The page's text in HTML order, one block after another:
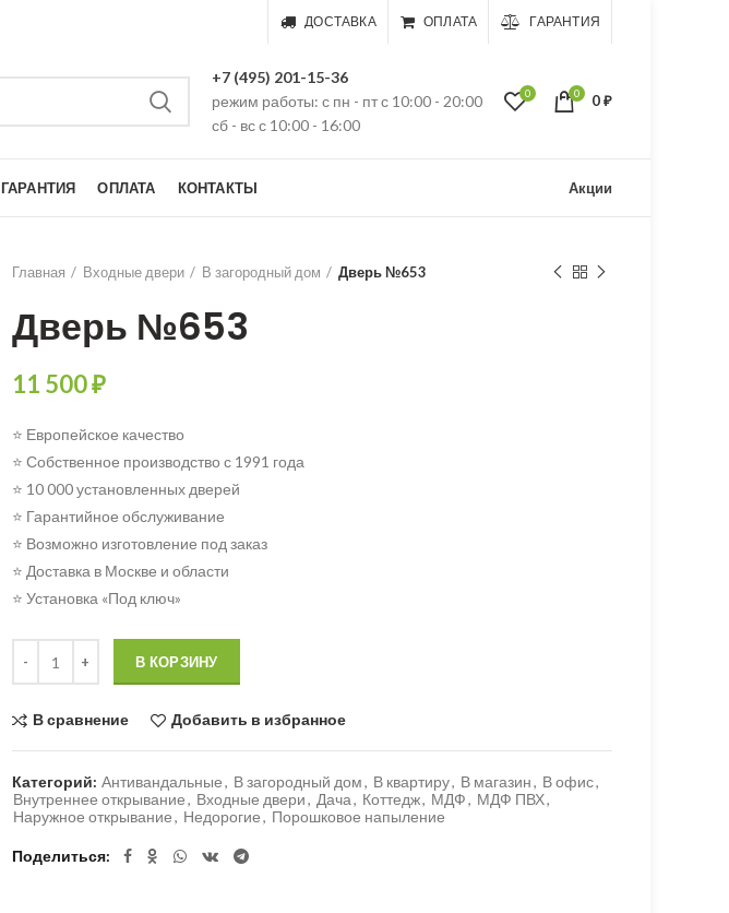
ДОСТАВКА ОПЛАТА ГАРАНТИЯ
+7 (495) 201-15-36
режим работы: с пн - пт с 10:00 - 20:00
сб - вс с 10:00 - 16:00
0 0 0₽
ГАРАНТИЯ ОПЛАТА КОНТАКТЫ Акции
Главная Входные двери В загородный дом Дверь №653
Дверь №653
11 500₽
⭐ Европейское качество
⭐ Собственное производство с 1991 года
⭐ 10 000 установленных дверей
⭐ Гарантийное обслуживание
⭐ Возможно изготовление под заказ
⭐ Доставка в Москве и области
⭐ Установка «Под ключ»
В КОРЗИНУ
В сравнение Добавить в избранное
Категорий: Антивандальные, В загородный дом, В квартиру, В магазин, В офис,
Внутреннее открывание, Входные двери, Дача, Коттедж, МДФ, МДФ ПВХ,
Наружное открывание, Недорогие, Порошковое напыление
Поделиться